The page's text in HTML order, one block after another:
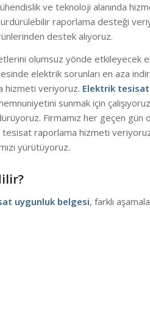
ve teknoloji alanında
raporlama desteği
destek alıyoruz.
olumsuz yönde etkileyecek
elektrik sorunları en aza
hizmeti veriyoruz. Elektrik
sunmak için
Firmamız her geçen gün
raporlama hizmeti
yürütüyoruz.
uygunluk belgesi, farklı